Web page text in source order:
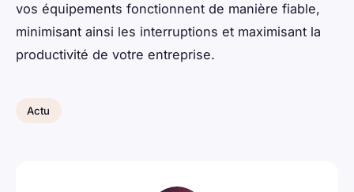
vos équipements fonctionnent de manière fiable,
minimisant ainsi les interruptions et maximisant la
productivité de votre entreprise.
Actu